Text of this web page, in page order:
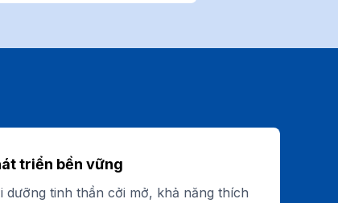
triển bền vững
dưỡng tinh thần cởi mở, khả năng thích